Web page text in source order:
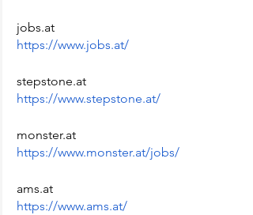
jobs.at
https://www.jobs.at/
stepstone.at
https://www.stepstone.at/
monster.at
https://www.monster.at/jobs/
ams.at
https://www.ams.at/